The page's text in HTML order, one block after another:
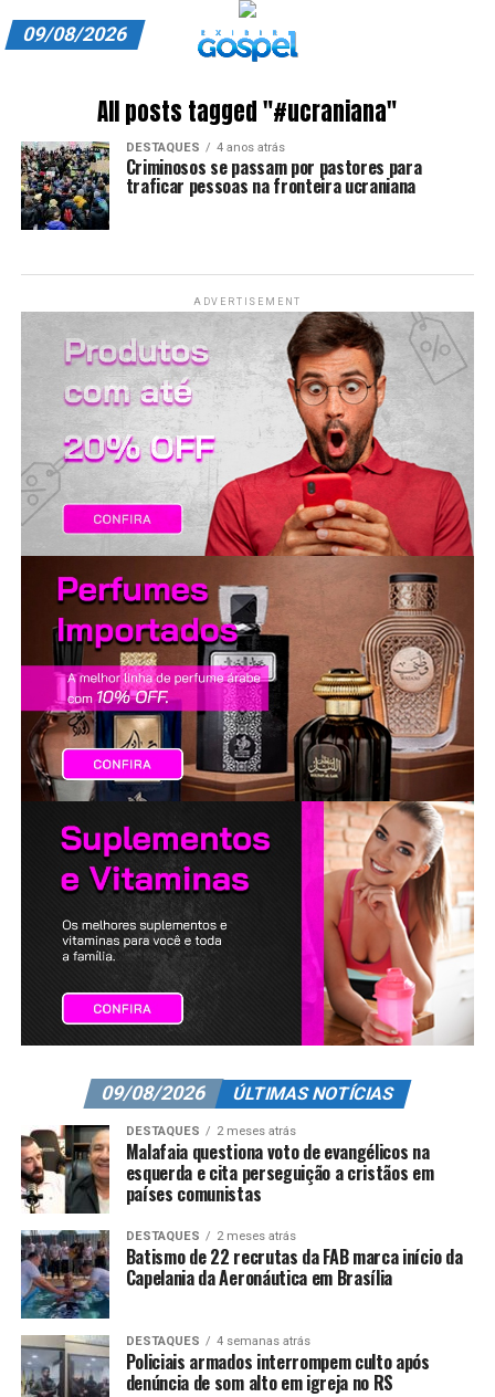
ASSINE
CARRINHO
EDITORIAL
EXPEDIENTE
FINALIZAR COMPRA
HOME
LANÇAMENTOS
09/08/2026
All posts tagged "#ucraniana"
DESTAQUES 4 anos atrás
Criminosos se passam por pastores para
traficar pessoas na fronteira ucraniana
ADVERTISEMENT
09/08/2026 ÚLTIMAS NOTÍCIAS
DESTAQUES 2 meses atrás
Malafaia questiona voto de evangélicos na
esquerda e cita perseguição a cristãos em
países comunistas
DESTAQUES 2 meses atrás
Batismo de 22 recrutas da FAB marca início da
Capelania da Aeronáutica em Brasília
DESTAQUES 4 semanas atrás
Policiais armados interrompem culto após
denúncia de som alto em igreja no RS